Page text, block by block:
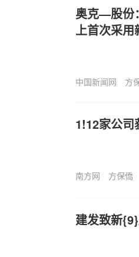
奥克—股份
上首次采用
中国新闻网 方
1!12家公司
南方网 方保僑
建发致新